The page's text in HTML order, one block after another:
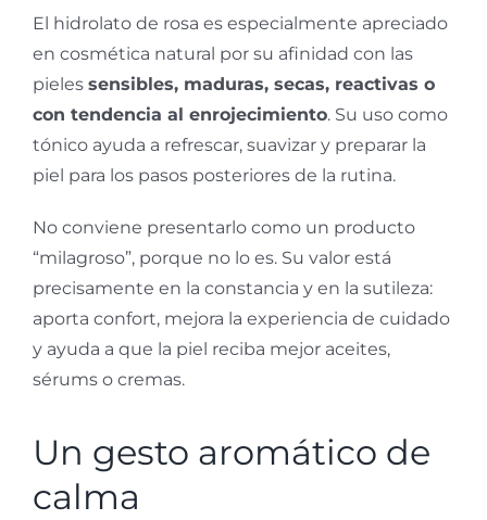
El hidrolato de rosa es especialmente apreciado
en cosmética natural por su afinidad con las
pieles sensibles, maduras, secas, reactivas o
con tendencia al enrojecimiento. Su uso como
tónico ayuda a refrescar, suavizar y preparar la
piel para los pasos posteriores de la rutina.
No conviene presentarlo como un producto
“milagroso”, porque no lo es. Su valor está
precisamente en la constancia y en la sutileza:
aporta confort, mejora la experiencia de cuidado
y ayuda a que la piel reciba mejor aceites,
sérums o cremas.
Un gesto aromático de
calma